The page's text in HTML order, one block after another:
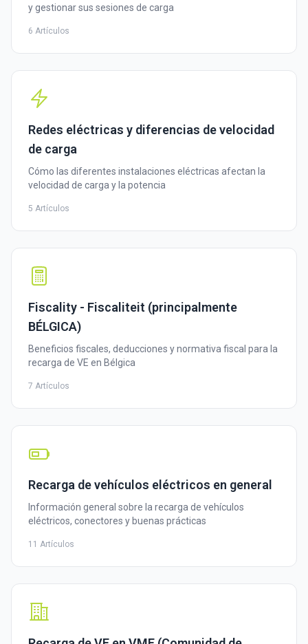
y gestionar sus sesiones de carga
6 Artículos
Redes eléctricas y diferencias de velocidad
de carga
Cómo las diferentes instalaciones eléctricas afectan la
velocidad de carga y la potencia
5 Artículos
Fiscality - Fiscaliteit (principalmente
BÉLGICA)
Beneficios fiscales, deducciones y normativa fiscal para la
recarga de VE en Bélgica
7 Artículos
Recarga de vehículos eléctricos en general
Información general sobre la recarga de vehículos
eléctricos, conectores y buenas prácticas
11 Artículos